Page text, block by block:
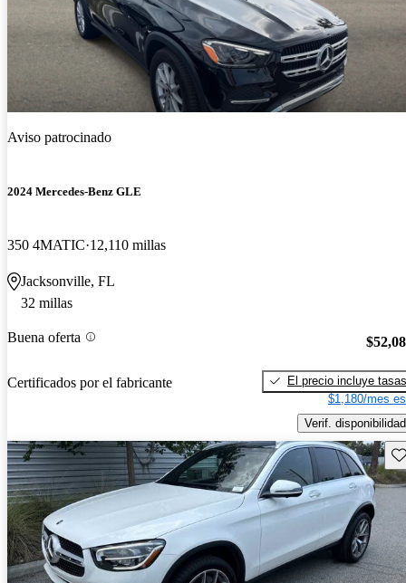
Aviso patrocinado
2024 Mercedes-Benz GLE
350 4MATIC 12,110 millas
Jacksonville, FL
32 millas
Buena oferta
Certificados por el fabricante
El precio incluye tasas
$1,180/mes
Verif. disponibilidad